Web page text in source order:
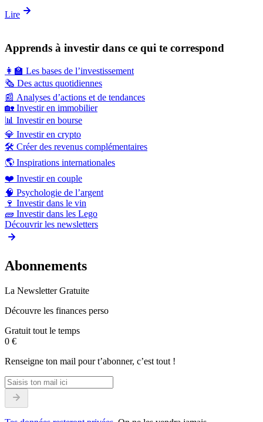
Lire
Apprends à investir dans ce qui te correspond
👩‍🏫 Les bases de l’investissement
🗞️ Des actus quotidiennes
📰 Analyses d’actions et de tendances
🏡 Investir en immobilier
📊 Investir en bourse
💎 Investir en crypto
🛠️ Créer des revenus complémentaires
🌎 Inspirations internationales
❤️ Investir en couple
🧠 Psychologie de l’argent
🍷 Investir dans le vin
🧱 Investir dans les Lego
Découvrir les newsletters
Abonnements
La Newsletter Gratuite
Découvre les finances perso
Gratuit tout le temps
0 €
Renseigne ton mail pour t’abonner, c’est tout !